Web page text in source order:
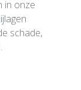
in onze
schade,